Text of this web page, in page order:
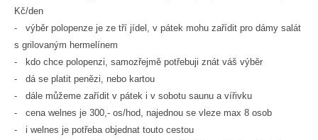
Kč/den
- výběr polopenze je ze tří jídel, v pátek mohu zařídit pro dámy salát
s grilovaným hermelínem
- kdo chce polopenzi, samozřejmě potřebuji znát váš výběr
- dá se platit penězi, nebo kartou
- dále můžeme zařídit v pátek i v sobotu saunu a vířivku
- cena welnes je 300,- os/hod, najednou se vleze max 8 osob
- i welnes je potřeba objednat touto cestou